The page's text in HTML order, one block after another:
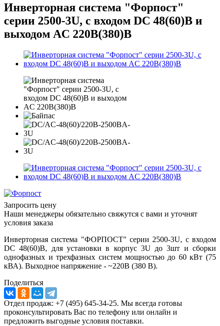
Инверторная система "Форпост"
серии 2500-3U, с входом DC 48(60)В и
выходом AC 220В(380)В
Запросить цену
Наши менеджеры обязательно свяжутся с вами и уточнят
условия заказа
Инверторная система "ФОРПОСТ" серии 2500-3U, с входом
DC 48(60)В, для установки в корпус 3U до 3шт и сборки
однофазных и трехфазных систем мощностью до 60 кВт (75
кВА). Выходное напряжение - ~220В (380 В).
Поделиться
Отдел продаж: +7 (495) 645-34-25. Мы всегда готовы
проконсультировать Вас по телефону или онлайн и
предложить выгодные условия поставки.